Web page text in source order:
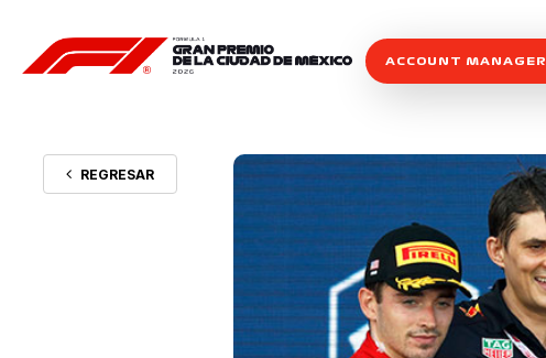
ACCOUNT MANAGER
REGRESAR